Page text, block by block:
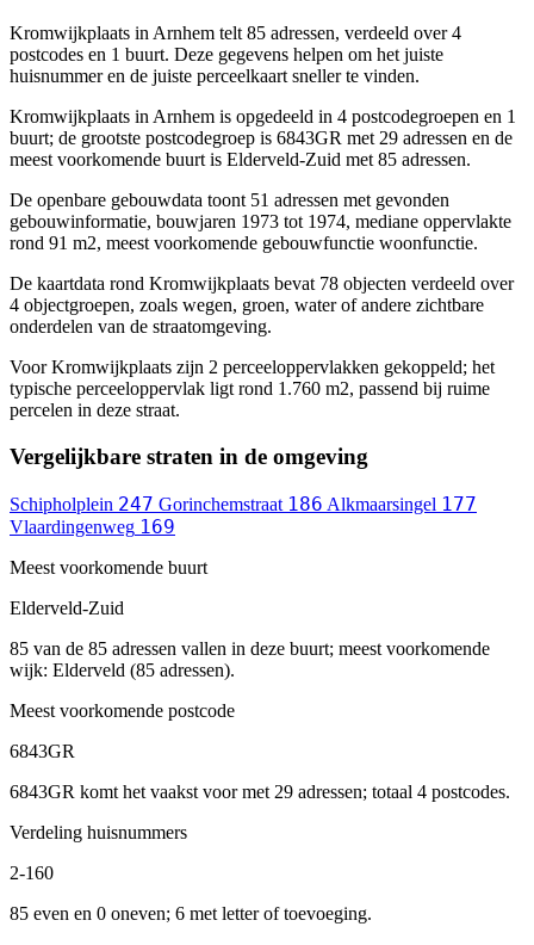
Kromwijkplaats in Arnhem telt 85 adressen, verdeeld over 4
postcodes en 1 buurt. Deze gegevens helpen om het juiste
huisnummer en de juiste perceelkaart sneller te vinden.
Kromwijkplaats in Arnhem is opgedeeld in 4 postcodegroepen en 1
buurt; de grootste postcodegroep is 6843GR met 29 adressen en de
meest voorkomende buurt is Elderveld-Zuid met 85 adressen.
De openbare gebouwdata toont 51 adressen met gevonden
gebouwinformatie, bouwjaren 1973 tot 1974, mediane oppervlakte
rond 91 m2, meest voorkomende gebouwfunctie woonfunctie.
De kaartdata rond Kromwijkplaats bevat 78 objecten verdeeld over
4 objectgroepen, zoals wegen, groen, water of andere zichtbare
onderdelen van de straatomgeving.
Voor Kromwijkplaats zijn 2 perceeloppervlakken gekoppeld; het
typische perceeloppervlak ligt rond 1.760 m2, passend bij ruime
percelen in deze straat.
Vergelijkbare straten in de omgeving
Schipholplein 247 Gorinchemstraat 186 Alkmaarsingel 177
Vlaardingenweg 169
Meest voorkomende buurt
Elderveld-Zuid
85 van de 85 adressen vallen in deze buurt; meest voorkomende
wijk: Elderveld (85 adressen).
Meest voorkomende postcode
6843GR
6843GR komt het vaakst voor met 29 adressen; totaal 4 postcodes.
Verdeling huisnummers
2-160
85 even en 0 oneven; 6 met letter of toevoeging.